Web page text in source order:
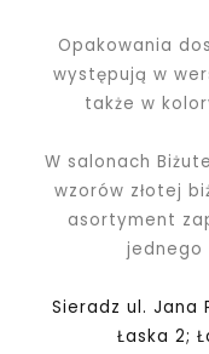
Opakowania
występują w
także w
W salonach
wzorów złotej
asortyment
jednego
Sieradz ul. Jana
Łaska 2;